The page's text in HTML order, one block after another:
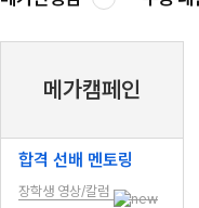
메가캠페인
합격 선배 멘토링
장학생 영상/칼럼